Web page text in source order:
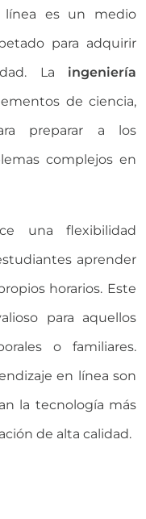
línea es un medio
para adquirir
La ingeniería
de ciencia,
preparar a los
complejos en
una flexibilidad
aprender
horarios. Este
para aquellos
o familiares.
en línea son
la tecnología más
de alta calidad.